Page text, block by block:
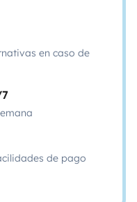
en caso de
de pago